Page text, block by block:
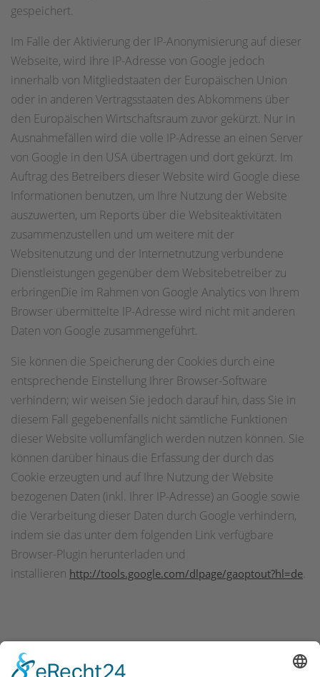
gespeichert.
Im Falle der Aktivierung der IP-Anonymisierung auf dieser
Webseite, wird Ihre IP-Adresse von Google jedoch
innerhalb von Mitgliedstaaten der Europäischen Union
oder in anderen Vertragsstaaten des Abkommens über
den Europäischen Wirtschaftsraum zuvor gekürzt. Nur in
Ausnahmefällen wird die volle IP-Adresse an einen Server
von Google in den USA übertragen und dort gekürzt. Im
Auftrag des Betreibers dieser Website wird Google diese
Informationen benutzen, um Ihre Nutzung der Website
auszuwerten, um Reports über die Websiteaktivitäten
zusammenzustellen und um weitere mit der
Websitenutzung und der Internetnutzung verbundene
Dienstleistungen gegenüber dem Websitebetreiber zu
erbringenDie im Rahmen von Google Analytics von Ihrem
Browser übermittelte IP-Adresse wird nicht mit anderen
Daten von Google zusammengeführt.
Sie können die Speicherung der Cookies durch eine
entsprechende Einstellung Ihrer Browser-Software
verhindern; wir weisen Sie jedoch darauf hin, dass Sie in
diesem Fall gegebenenfalls nicht sämtliche Funktionen
dieser Website vollumfänglich werden nutzen können. Sie
können darüber hinaus die Erfassung der durch das
Cookie erzeugten und auf Ihre Nutzung der Website
bezogenen Daten (inkl. Ihrer IP-Adresse) an Google sowie
die Verarbeitung dieser Daten durch Google verhindern,
indem sie das unter dem folgenden Link verfügbare
Browser-Plugin herunterladen und
installieren http://tools.google.com/dlpage/gaoptout?hl=de.